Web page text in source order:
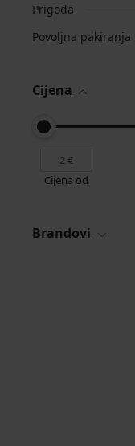
Prigoda
Povoljna pakiranja
Cijena
Cijena od
Brandovi